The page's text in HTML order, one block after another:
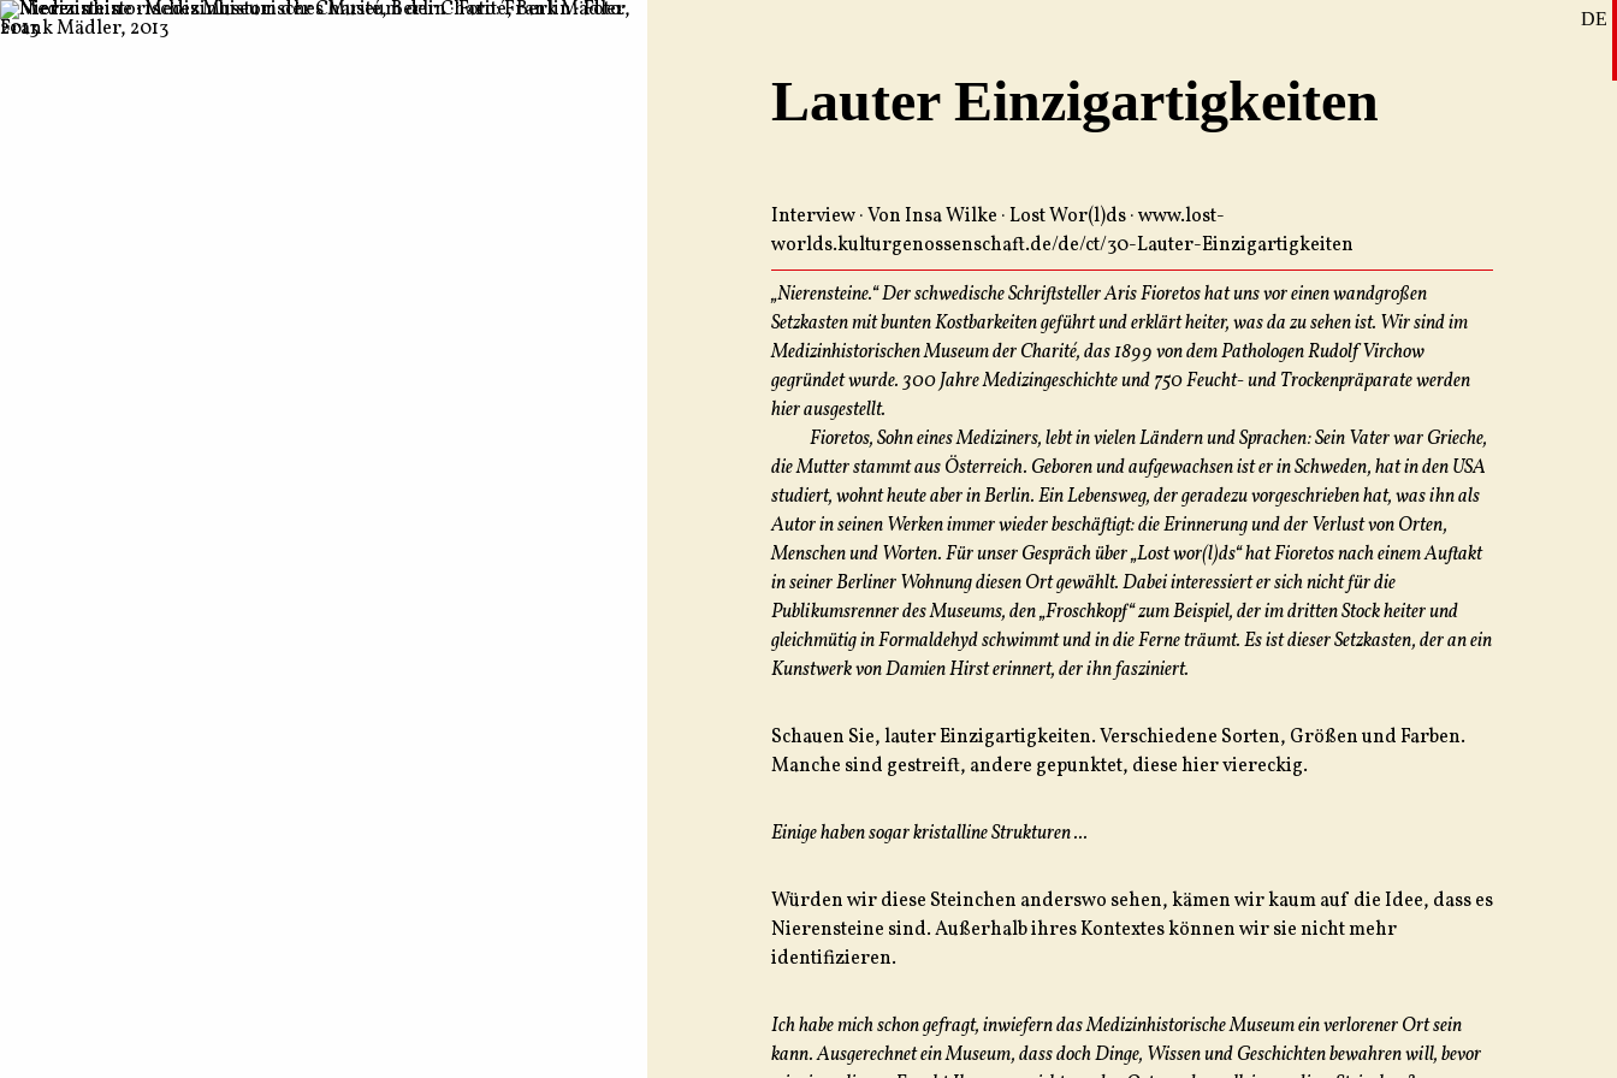
DE
Lauter Einzigartigkeiten
Interview · Von Insa Wilke · Lost Wor(l)ds · www.lost-
worlds.kulturgenossenschaft.de/de/ct/30-Lauter-Einzigartigkeiten
„Nierensteine.“ Der schwedische Schriftsteller Aris Fioretos hat uns vor einen wandgroßen
Setzkasten mit bunten Kostbarkeiten geführt und erklärt heiter, was da zu sehen ist. Wir sind im
Medizinhistorischen Museum der Charité, das 1899 von dem Pathologen Rudolf Virchow
gegründet wurde. 300 Jahre Medizingeschichte und 750 Feucht- und Trockenpräparate werden
hier ausgestellt.
Fioretos, Sohn eines Mediziners, lebt in vielen Ländern und Sprachen: Sein Vater war Grieche,
die Mutter stammt aus Österreich. Geboren und aufgewachsen ist er in Schweden, hat in den USA
studiert, wohnt heute aber in Berlin. Ein Lebensweg, der geradezu vorgeschrieben hat, was ihn als
Autor in seinen Werken immer wieder beschäftigt: die Erinnerung und der Verlust von Orten,
Menschen und Worten. Für unser Gespräch über „Lost wor(l)ds“ hat Fioretos nach einem Auftakt
in seiner Berliner Wohnung diesen Ort gewählt. Dabei interessiert er sich nicht für die
Publikumsrenner des Museums, den „Froschkopf“ zum Beispiel, der im dritten Stock heiter und
gleichmütig in Formaldehyd schwimmt und in die Ferne träumt. Es ist dieser Setzkasten, der an ein
Kunstwerk von Damien Hirst erinnert, der ihn fasziniert.
Schauen Sie, lauter Einzigartigkeiten. Verschiedene Sorten, Größen und Farben.
Manche sind gestreift, andere gepunktet, diese hier viereckig.
Einige haben sogar kristalline Strukturen ...
Würden wir diese Steinchen anderswo sehen, kämen wir kaum auf die Idee, dass es
Nierensteine sind. Außerhalb ihres Kontextes können wir sie nicht mehr
identifizieren.
Ich habe mich schon gefragt, inwiefern das Medizinhistorische Museum ein verlorener Ort sein
kann. Ausgerechnet ein Museum, dass doch Dinge, Wissen und Geschichten bewahren will, bevor